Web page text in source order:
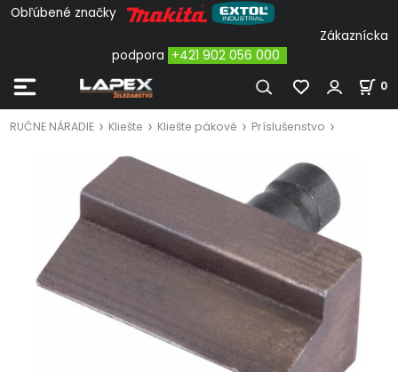
Obľúbené značky
Zákaznícka
podpora +421 902 056 000
0
RUČNE NÁRADIE Kliešte Kliešte pákové Príslušenstvo